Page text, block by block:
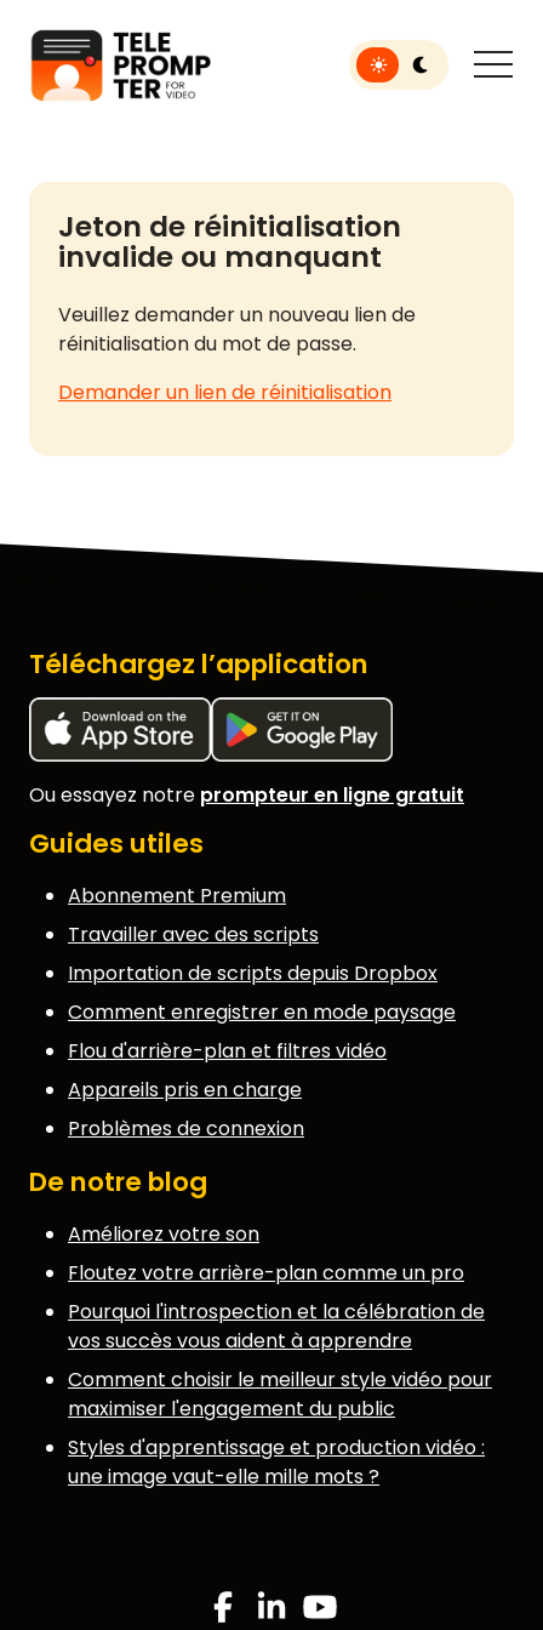
Téléprompteur pour la vidéo
Toggle light or dark
ACCUEIL
AVIS
FONCTIONNALITÉS
SUPPORT
GUIDES ET FAQ
MOT DE PASSE OUBLIÉ
NOUS CONTACTER
BLOG
ENGLISHGERMAN
Jeton de réinitialisation
invalide ou manquant
Veuillez demander un nouveau lien de
réinitialisation du mot de passe.
Demander un lien de réinitialisation
Téléchargez l’application
Ou essayez notre prompteur en ligne gratuit
Guides utiles
Abonnement Premium
Travailler avec des scripts
Importation de scripts depuis Dropbox
Comment enregistrer en mode paysage
Flou d'arrière-plan et filtres vidéo
Appareils pris en charge
Problèmes de connexion
De notre blog
Améliorez votre son
Floutez votre arrière-plan comme un pro
Pourquoi l'introspection et la célébration de
vos succès vous aident à apprendre
Comment choisir le meilleur style vidéo pour
maximiser l'engagement du public
Styles d'apprentissage et production vidéo :
une image vaut-elle mille mots ?
Facebook
LinkedinYouTube